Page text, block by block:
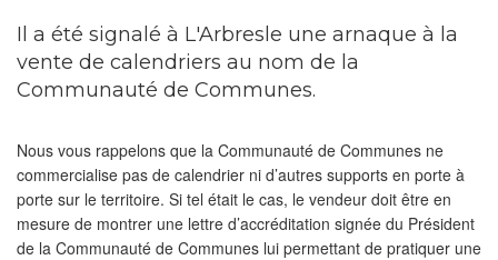
Il a été signalé à L'Arbresle une arnaque à la
vente de calendriers au nom de la
Communauté de Communes.
Nous vous rappelons que la Communauté de Communes ne
commercialise pas de calendrier ni d’autres supports en porte à
porte sur le territoire. Si tel était le cas, le vendeur doit être en
mesure de montrer une lettre d’accréditation signée du Président
de la Communauté de Communes lui permettant de pratiquer une